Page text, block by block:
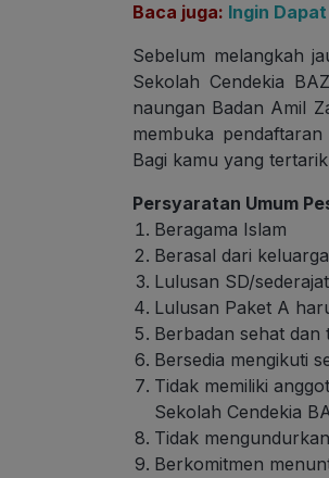
Baca juga: Ingin
Sebelum melangkah
Sekolah Cendekia
naungan Badan Amil
membuka
Bagi kamu yang
Persyaratan Umum
Beragama Islam
Berasal dari
Lulusan SD/
Lulusan Paket A
Berbadan sehat
Bersedia mengikuti
Tidak memiliki
Sekolah Cendekia
Tidak
Berkomitmen